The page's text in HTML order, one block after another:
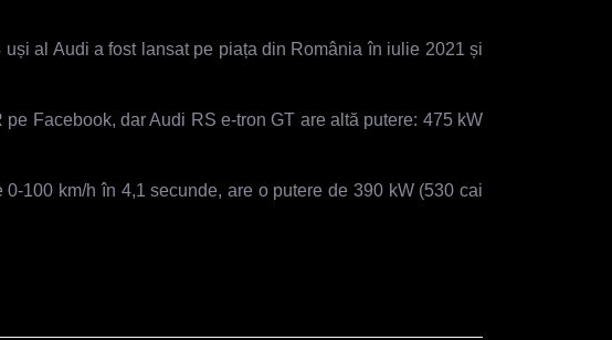
al Audi a fost lansat pe piața din România în iulie 2021 și
Facebook, dar Audi RS e-tron GT are altă putere: 475 kW
100 km/h în 4,1 secunde, are o putere de 390 kW (530 cai